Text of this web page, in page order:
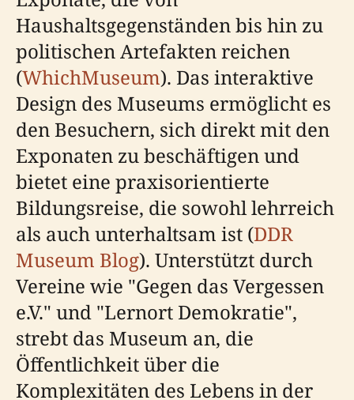
Haushaltsgegenständen bis hin zu
politischen Artefakten reichen
(WhichMuseum). Das interaktive
Design des Museums ermöglicht es
den Besuchern, sich direkt mit den
Exponaten zu beschäftigen und
bietet eine praxisorientierte
Bildungsreise, die sowohl lehrreich
als auch unterhaltsam ist (DDR
Museum Blog). Unterstützt durch
Vereine wie "Gegen das Vergessen
e.V." und "Lernort Demokratie",
strebt das Museum an, die
Öffentlichkeit über die
Komplexitäten des Lebens in der